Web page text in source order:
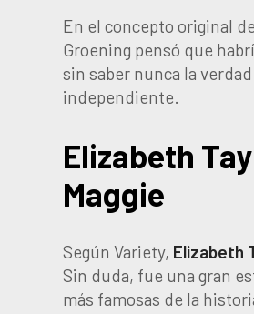
En el concepto original
Groening pensó que
sin saber nunca la
independiente.
Elizabeth
Maggie
Según Variety, Elizabeth
Sin duda, fue una gran
más famosas de la